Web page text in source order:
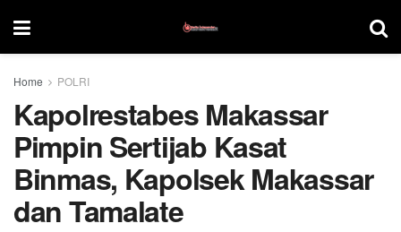
Home POLRI
Kapolrestabes Makassar
Pimpin Sertijab Kasat
Binmas, Kapolsek Makassar
dan Tamalate